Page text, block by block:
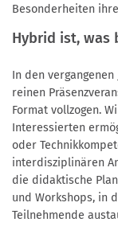
Besonderheiten
Hybrid ist, was
In den
reinen
Format vollzogen.
Interessierten
oder
interdisziplinären
die didaktische
und Workshops, in
Teilnehmende